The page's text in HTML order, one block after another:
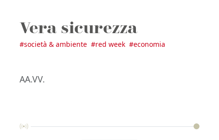
Vera sicurezza
#società & ambiente #red week #economia
AA.VV.